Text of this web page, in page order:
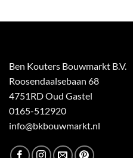
Ben Kouters Bouwmarkt B.V.
Roosendaalsebaan 68
4751RD Oud Gastel
0165-512920
info@bkbouwmarkt.nl